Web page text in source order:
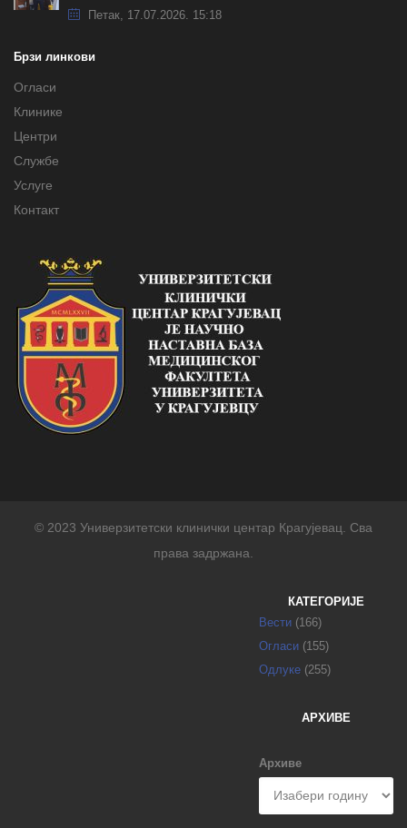
Петак, 17.07.2026. 15:18
Брзи линкови
Огласи
Клинике
Центри
Службе
Услуге
Контакт
© 2023 Универзитетски клинички центар Крагујевац. Сва
права задржана.
КАТЕГОРИЈЕ
Вести (166)
Огласи (155)
Одлуке (255)
АРХИВЕ
Архиве